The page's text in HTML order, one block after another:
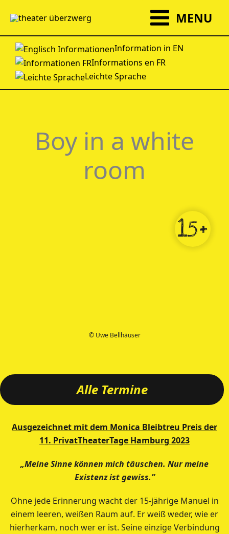
Inhalt
springen
MENU
Information in EN
Informations en FR
Leichte Sprache
Boy in a white
room
Alle Termine
Ausgezeichnet mit dem Monica Bleibtreu Preis der
11. PrivatTheaterTage Hamburg 2023
„Meine Sinne können mich täuschen. Nur meine
Existenz ist gewiss.”
Ohne jede Erinnerung wacht der 15-jährige Manuel in
einem leeren, weißen Raum auf. Er weiß weder, wie er
hierherkam, noch wer er ist. Seine einzige Verbindung
© Uwe Bellhäuser
15+